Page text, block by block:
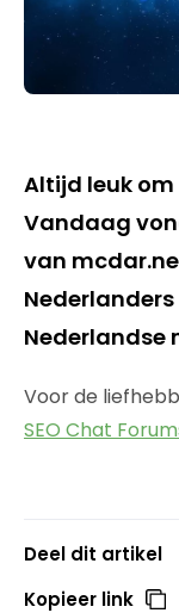
Altijd leuk
Vandaag
van
Nederlandse
Voor de
SEO Chat
Deel dit artikel
Kopieer link